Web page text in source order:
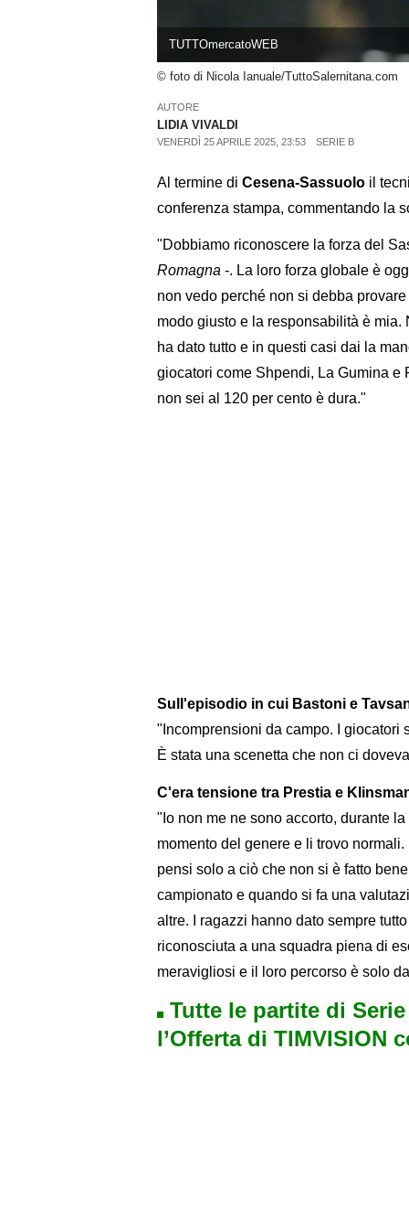
TUTTOmercatoWEB
© foto di Nicola Ianuale/TuttoSalernitana.com
AUTORE
LIDIA VIVALDI
VENERDÌ 25 APRILE 2025, 23:53 SERIE B
Al termine di Cesena-Sassuolo il
conferenza stampa, commentando la
"Dobbiamo riconoscere la forza del
Romagna -. La loro forza globale è
non vedo perché non si debba
modo giusto e la responsabilità è
ha dato tutto e in questi casi dai la
giocatori come Shpendi, La Gumina e
non sei al 120 per cento è dura."
Sull'episodio in cui Bastoni e
"Incomprensioni da campo. I
È stata una scenetta che non ci
C'era tensione tra Prestia e
"Io non me ne sono accorto, durante
momento del genere e li trovo
pensi solo a ciò che non si è fatto
campionato e quando si fa una
altre. I ragazzi hanno dato sempre
riconosciuta a una squadra piena di
meravigliosi e il loro percorso è solo
Tutte le partite di
l’Offerta di TIMVISION